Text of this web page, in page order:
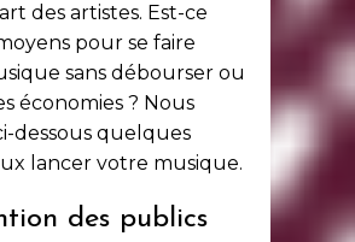
des artistes. Est-ce
pour se faire
sans débourser ou
économies ? Nous
dessous quelques
lancer votre musique.
des publics